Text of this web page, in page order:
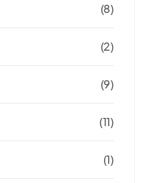
(8)
(2)
(9)
(11)
(1)